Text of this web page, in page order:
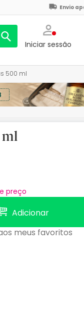
Envio
Iniciar sessão
500 ml
ml
preço
Adicionar
meus favoritos